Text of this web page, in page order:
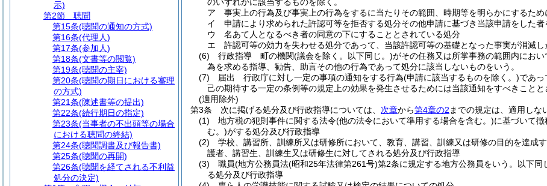
ア
事実上の行為及び事実上の行為をするに当たりその範囲、時期等を明らかにするた
イ
申請により求められた許認可等を拒否する処分その他申請に基づき当該申請をした
ウ
名あて人となるべき者の同意の下にすることとされている処分
エ
許認可等の効力を失わせる処分であって、当該許認可等の基礎となった事実が消滅
(6)
行政指導 町の機関(議会を除く。以下同じ。)がその任務又は所掌事務の範囲内にお
為を求める指導、勧告、助言その他の行為であって処分に該当しないものをいう。
(7)
届出 行政庁に対し一定の事項の通知をする行為(申請に該当するものを除く。)であ
己の期待する一定の条例等の規定上の効果を発生させるためには当該通知をすべきこと
(適用除外)
第3条
次に掲げる処分及び行政指導については、 次章から第4章の2 までの規定は、適用しな
(1)
地方税の犯則事件に関する法令(他の法令において準用する場合を含む。)に基づいて徴
む。)がする処分及び行政指導
(2)
学校、講習所、訓練所又は研修所において、教育、講習、訓練又は研修の目的を達成
護者、講習生、訓練生又は研修生に対してされる処分及び行政指導
(3)
職員(地方公務員法(昭和25年法律第261号)第2条に規定する地方公務員をいう。以下同
る処分及び行政指導
示)
第2節
聴聞
第15条(聴聞の通知の方式)
第16条(代理人)
第17条(参加人)
第18条(文書等の閲覧)
第19条(聴聞の主宰)
第20条(聴聞の期日における審理
の方式)
第21条(陳述書等の提出)
第22条(続行期日の指定)
第23条(当事者の不出頭等の場合
における聴聞の終結)
第24条(聴聞調書及び報告書)
第25条(聴聞の再開)
第26条(聴聞を経てされる不利益
処分の決定)